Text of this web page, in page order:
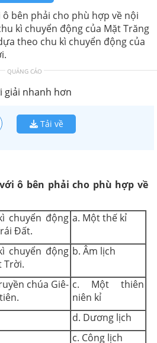
bên phải cho phù hợp về nội
kì chuyển động của Mặt Trăng
theo chu kì chuyển động của
QUẢNG CÁO
giải nhanh hơn
Tải về
ô bên phải cho phù hợp về
chuyển động
Đất.
a. Một thế kỉ
chuyển động
Trời.
b. Âm lịch
chúa Giê- c. Một thiên
niên kỉ
d. Dương lịch
c. Công lịch